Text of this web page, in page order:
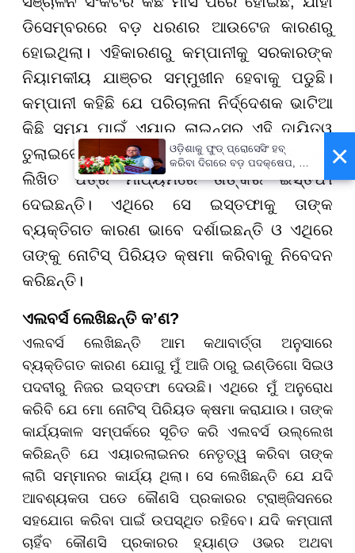
ଡିସେମ୍ବରରେ ବଡ଼ ଧରଣର ଆଉଟେଜ କାରଣରୁ
ହୋଇଥିଲା। ଏହିକାରଣରୁ କମ୍ପାନୀକୁ ସରକାରଙ୍କ
ନିୟାମକୀୟ ଯାଞ୍ଚର ସମ୍ମୁଖୀନ ହେବାକୁ ପଡୁଛି।
କମ୍ପାନୀ କହିଛି ଯେ ପରିଚାଳନା ନିର୍ଦ୍ଦେଶକ ଭାଟିଆ
କିଛି ସମୟ ପାଇଁ ଏୟାର ଲାଇନ୍ସର ଏହି ଦାୟିତ୍ୱ
ତୁଲାଇବେ। ଏଲବର୍ଷ ମାର୍ଚ୍ଚ ୧୦ ତାରିଖରେ ଏକ
ଲିଖିତ ପତ୍ର ମାଧ୍ୟମରେ ତାଙ୍କର ଇସ୍ତଫା
ଦେଇଛନ୍ତି। ଏଥିରେ ସେ ଇସ୍ତଫାକୁ ତାଙ୍କ
ବ୍ୟକ୍ତିଗତ କାରଣ ଭାବେ ଦର୍ଶାଇଛନ୍ତି ଓ ଏଥିରେ
ତାଙ୍କୁ ନୋଟିସ୍ ପିରିୟଡ କ୍ଷମା କରିବାକୁ ନିବେଦନ
କରିଛନ୍ତି।
ଏଲବର୍ସ ଲେଖିଛନ୍ତି କ’ଣ?
ଏଲବର୍ସ ଲେଖିଛନ୍ତି ଆମ କଥାବାର୍ତ୍ତା ଅନୁସାରେ
ବ୍ୟକ୍ତିଗତ କାରଣ ଯୋଗୁ ମୁଁ ଆଜି ଠାରୁ ଇଣ୍ଡିଗୋ ସିଇଓ
ପଦବୀରୁ ନିଜର ଇସ୍ତଫା ଦେଉଛି। ଏଥିରେ ମୁଁ ଅନୁରୋଧ
କରିବି ଯେ ମୋ ନୋଟିସ୍ ପିରିୟଡ କ୍ଷମା କରାଯାଉ। ତାଙ୍କ
କାର୍ଯ୍ୟକାଳ ସମ୍ପର୍କରେ ସୂଚିତ କରି ଏଲବର୍ସ ଉଲ୍ଲେଖ
କରିଛନ୍ତି ଯେ ଏୟାରଲାଇନର ନେତୃତ୍ୱ କରିବା ତାଙ୍କ
ଲାଗି ସମ୍ମାନର କାର୍ଯ୍ୟ ଥିଲା। ସେ ଲେଖିଛନ୍ତି ଯେ ଯଦି
ଆବଶ୍ୟକତା ପଡେ କୌଣସି ପ୍ରକାରର ଟ୍ରାଞ୍ଜିସନରେ
ସହଯୋଗ କରିବା ପାଇଁ ଉପସ୍ଥିତ ରହିବେ। ଯଦି କମ୍ପାନୀ
ଚାହିଁବ କୌଣସି ପ୍ରକାରର ହ୍ୟାଣ୍ଡ ଓଭର ଅଥବା
×
ଓଡ଼ିଶାକୁ ଫୁଡ୍ ପ୍ରୋସେସିଂ ହବ୍
କରିବା ଦିଗରେ ବଡ଼ ପଦକ୍ଷେପ, ୪୨
ହଜାରରୁ ଅଧିକ ନିଯୁକ୍ତି ସୁଯୋଗ